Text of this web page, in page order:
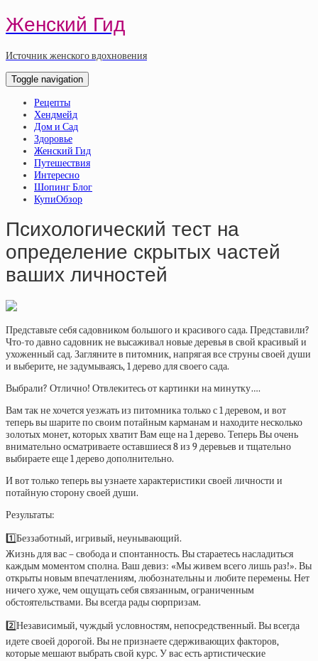
Женский Гид
Источник женского вдохновения
Toggle navigation
Рецепты
Хендмейд
Дом и Сад
Здоровье
Женский Гид
Путешествия
Интересно
Шопинг Блог
КупиОбзор
Психологический тест на
определение скрытых частей
ваших личностей
Представьте себя садовником большого и красивого сада. Представили?
Что-то давно садовник не высаживал новые деревья в свой красивый и
ухоженный сад. Загляните в питомник, напрягая все струны своей души
и выберите, не задумываясь, 1 дерево для своего сада.
Выбрали? Отлично! Отвлекитесь от картинки на минутку….
Вам так не хочется уезжать из питомника только с 1 деревом, и вот
теперь вы шарите по своим потайным карманам и находите несколько
золотых монет, которых хватит Вам еще на 1 дерево. Теперь Вы очень
внимательно осматриваете оставшиеся 8 из 9 деревьев и тщательно
выбираете еще 1 дерево дополнительно.
И вот только теперь вы узнаете характеристики своей личности и
потайную сторону своей души.
Результаты:
1️⃣Беззаботный, игривый, неунывающий.
Жизнь для вас – свобода и спонтанность. Вы стараетесь насладиться
каждым моментом сполна. Ваш девиз: «Мы живем всего лишь раз!». Вы
открыты новым впечатлениям, любознательны и любите перемены. Нет
ничего хуже, чем ощущать себя связанным, ограниченным
обстоятельствами. Вы всегда рады сюрпризам.
2️⃣Независимый, чуждый условностям, непосредственный. Вы всегда
идете своей дорогой. Вы не признаете сдерживающих факторов,
которые мешают выбрать свой курс. У вас есть артистические